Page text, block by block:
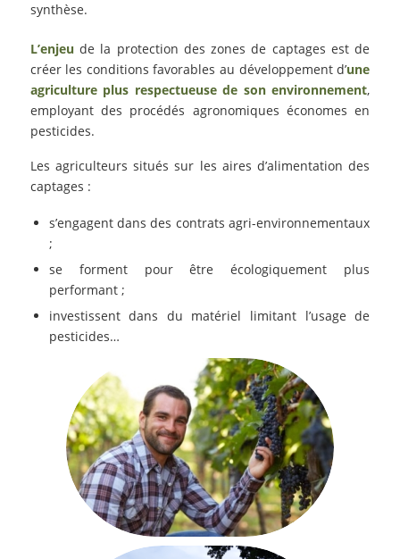
synthèse.
L’enjeu de la protection des zones de captages est de
créer les conditions favorables au développement d’une
agriculture plus respectueuse de son environnement,
employant des procédés agronomiques économes en
pesticides.
Les agriculteurs situés sur les aires d’alimentation des
captages :
s’engagent dans des contrats agri-environnementaux
;
se forment pour être écologiquement plus
performant ;
investissent dans du matériel limitant l’usage de
pesticides…